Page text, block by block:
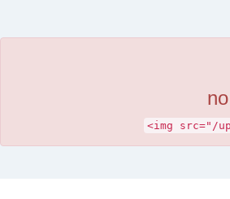
<img src="/